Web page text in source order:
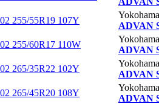
Yokohama
ADVAN
Yokohama
ADVAN
Yokohama
ADVAN
Yokohama
ADVAN